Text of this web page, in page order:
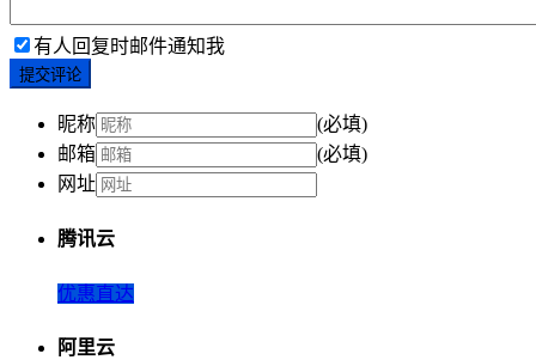
有人回复时邮件通知我
提交评论
昵称
(必填)
邮箱
(必填)
网址
腾讯云
优惠直达
阿里云